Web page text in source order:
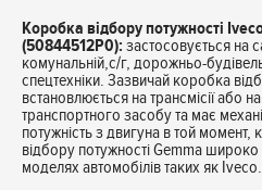
Коробка відбору потужності
(50844512P0): застосовується на
комунальній,с/г, дорожньо-
спецтехніки. Зазвичай коробка
встановлюється на трансмісії або
транспортного засобу та має
потужність з двигуна в той
відбору потужності Gemma широко
моделях автомобілів таких як Iveco.